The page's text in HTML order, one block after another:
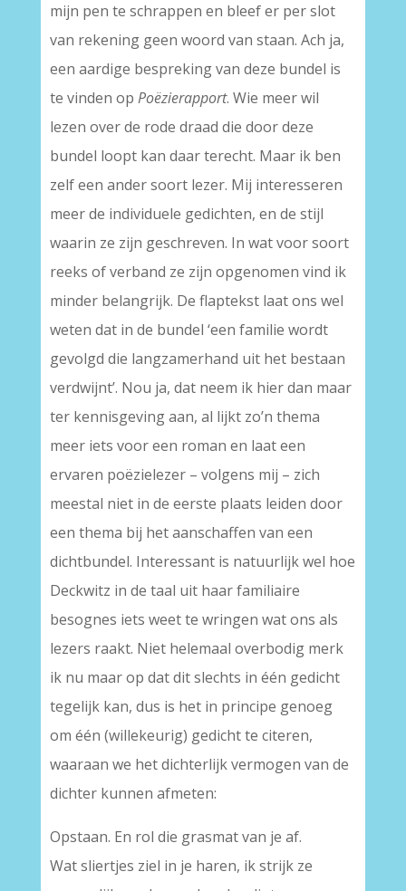
mijn pen te schrappen en bleef er per slot
van rekening geen woord van staan. Ach ja,
een aardige bespreking van deze bundel is
te vinden op Poëzierapport. Wie meer wil
lezen over de rode draad die door deze
bundel loopt kan daar terecht. Maar ik ben
zelf een ander soort lezer. Mij interesseren
meer de individuele gedichten, en de stijl
waarin ze zijn geschreven. In wat voor soort
reeks of verband ze zijn opgenomen vind ik
minder belangrijk. De flaptekst laat ons wel
weten dat in de bundel ‘een familie wordt
gevolgd die langzamerhand uit het bestaan
verdwijnt’. Nou ja, dat neem ik hier dan maar
ter kennisgeving aan, al lijkt zo’n thema
meer iets voor een roman en laat een
ervaren poëzielezer – volgens mij – zich
meestal niet in de eerste plaats leiden door
een thema bij het aanschaffen van een
dichtbundel. Interessant is natuurlijk wel hoe
Deckwitz in de taal uit haar familiaire
besognes iets weet te wringen wat ons als
lezers raakt. Niet helemaal overbodig merk
ik nu maar op dat dit slechts in één gedicht
tegelijk kan, dus is het in principe genoeg
om één (willekeurig) gedicht te citeren,
waaraan we het dichterlijk vermogen van de
dichter kunnen afmeten:
Opstaan. En rol die grasmat van je af.
Wat sliertjes ziel in je haren, ik strijk ze